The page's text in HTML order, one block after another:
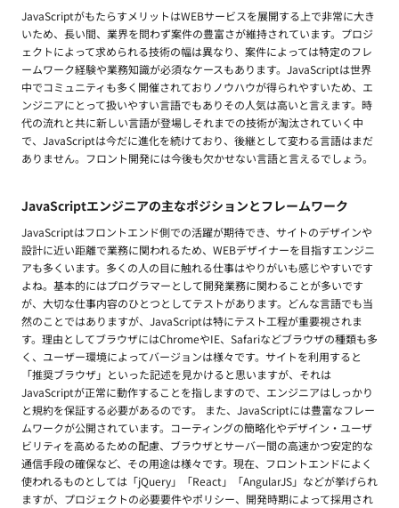
JavaScriptがもたらすメリットはWEBサービスを展開する上で非常に大き
いため、長い間、業界を問わず案件の豊富さが維持されています。プロジ
ェクトによって求められる技術の幅は異なり、案件によっては特定のフレ
ームワーク経験や業務知識が必須なケースもあります。JavaScriptは世界
中でコミュニティも多く開催されておりノウハウが得られやすいため、エ
ンジニアにとって扱いやすい言語でもありその人気は高いと言えます。時
代の流れと共に新しい言語が登場しそれまでの技術が淘汰されていく中
で、JavaScriptは今だに進化を続けており、後継として変わる言語はまだ
ありません。フロント開発には今後も欠かせない言語と言えるでしょう。
JavaScriptエンジニアの主なポジションとフレームワーク
JavaScriptはフロントエンド側での活躍が期待でき、サイトのデザインや
設計に近い距離で業務に関われるため、WEBデザイナーを目指すエンジニ
アも多くいます。多くの人の目に触れる仕事はやりがいも感じやすいです
よね。基本的にはプログラマーとして開発業務に関わることが多いです
が、大切な仕事内容のひとつとしてテストがあります。どんな言語でも当
然のことではありますが、JavaScriptは特にテスト工程が重要視されま
す。理由としてブラウザにはChromeやIE、Safariなどブラウザの種類も多
く、ユーザー環境によってバージョンは様々です。サイトを利用すると
「推奨ブラウザ」といった記述を見かけると思いますが、それは
JavaScriptが正常に動作することを指しますので、エンジニアはしっかり
と規約を保証する必要があるのです。 また、JavaScriptには豊富なフレー
ムワークが公開されています。コーティングの簡略化やデザイン・ユーザ
ビリティを高めるための配慮、ブラウザとサーバー間の高速かつ安定的な
通信手段の確保など、その用途は様々です。現在、フロントエンドによく
使われるものとしては「jQuery」「React」「AngularJS」などが挙げられ
ますが、プロジェクトの必要要件やポリシー、開発時期によって採用され